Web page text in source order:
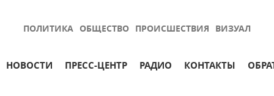
ПОЛИТИКА ОБЩЕСТВО ПРОИСШЕСТВИЯ ВИЗУАЛ
НОВОСТИ ПРЕСС-ЦЕНТР РАДИО КОНТАКТЫ